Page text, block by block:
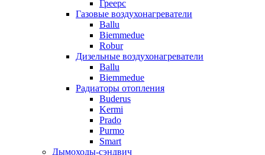
Греерс
Газовые воздухонагреватели
Ballu
Biemmedue
Robur
Дизельные воздухонагреватели
Ballu
Biemmedue
Радиаторы отопления
Buderus
Kermi
Prado
Purmo
Smart
Дымоходы-сэндвич